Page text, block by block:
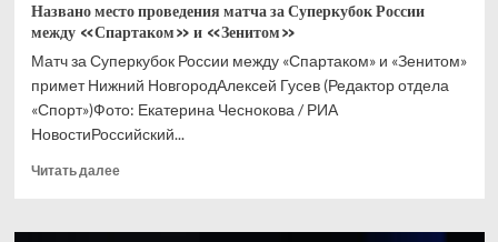
Названо место проведения матча за Суперкубок России
между «Спартаком» и «Зенитом»
Матч за Суперкубок России между «Спартаком» и «Зенитом»
примет Нижний НовгородАлексей Гусев (Редактор отдела
«Спорт»)Фото: Екатерина Чеснокова / РИА
НовостиРоссийский...
Читать далееПрочитать
Названо